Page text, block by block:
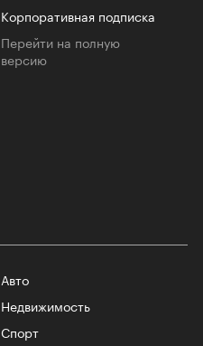
Корпоративная подписка
Перейти на полную
версию
Авто
Недвижимость
Спорт